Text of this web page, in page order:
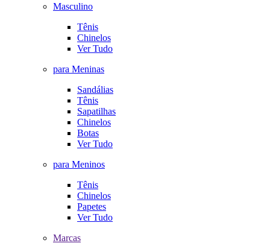
Masculino
Tênis
Chinelos
Ver Tudo
para Meninas
Sandálias
Tênis
Sapatilhas
Chinelos
Botas
Ver Tudo
para Meninos
Tênis
Chinelos
Papetes
Ver Tudo
Marcas